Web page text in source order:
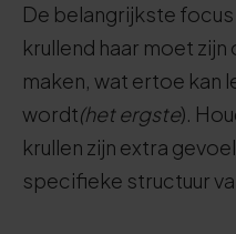
De belangrijkste
krullend haar moet
maken, wat ertoe kan
wordt(het ergste).
krullen zijn extra
specifieke structuur